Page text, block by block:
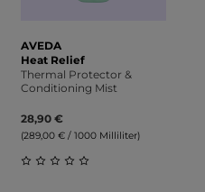
AVEDA
Heat Relief
Thermal Protector &
Conditioning Mist
28,90 €
(289,00 € / 1000 Milliliter)